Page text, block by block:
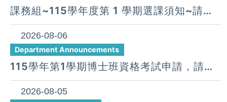
課務組~115學年度第 1 學期選課須知~請同
學詳閱並配合辦理
2026-08-06
Department Announcements
115學年第1學期博士班資格考試申請，請於
115年9月11日前提出申請，逾期無法受理。
2026-08-05